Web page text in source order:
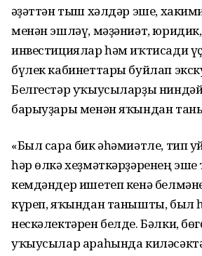
ғәҙәттән тыш хәлдәр эше,
менән эшләү, мәҙәниәт, юридик,
инвестициялар һәм иҡтисади
бүлек кабинеттары буйлап
Белгестәр уҡыусыларҙы
барыуҙары менән яҡындан
«Был сара бик әһәмиәтле, тип
һәр өлкә хеҙмәткәрҙәренең
кемдәндер ишетеп кенә
күреп, яҡындан танышты, был
нескәлектәрен белде. Бәлки,
уҡыусылар араһында